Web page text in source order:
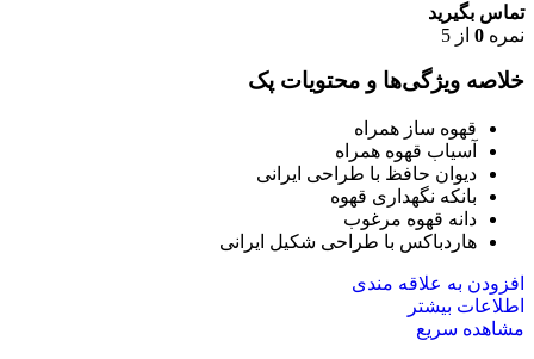
تماس بگیرید
نمره 0 از 5
خلاصه ویژگی‌ها و محتویات پک
قهوه ساز همراه
آسیاب قهوه همراه
دیوان حافظ با طراحی ایرانی
بانکه نگهداری قهوه
دانه قهوه مرغوب
هاردباکس با طراحی شکیل ایرانی
افزودن به علاقه مندی
اطلاعات بیشتر
مشاهده سریع